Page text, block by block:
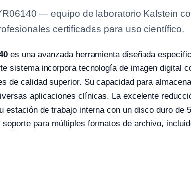
— equipo de laboratorio Kalstein
certificadas para uso científico.
es una avanzada herramienta diseñada
sistema incorpora tecnología de imagen digital
de calidad superior. Su capacidad para
aplicaciones clínicas. La excelente
de trabajo interna con un disco duro de
para múltiples formatos de archivo,